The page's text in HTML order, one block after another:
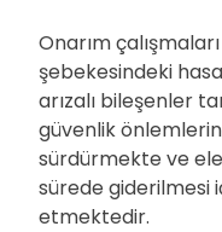
Onarım
şebekesindeki
arızalı bileşenler
güvenlik
sürdürmekte ve
sürede giderilmesi
etmektedir.